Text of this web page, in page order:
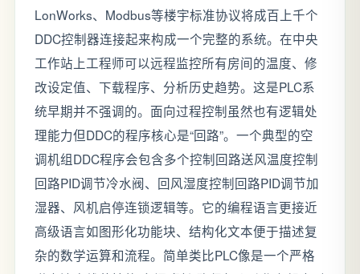
LonWorks、Modbus等楼宇标准协议将成百上千个
DDC控制器连接起来构成一个完整的系统。在中央
工作站上工程师可以远程监控所有房间的温度、修
改设定值、下载程序、分析历史趋势。这是PLC系
统早期并不强调的。面向过程控制虽然也有逻辑处
理能力但DDC的程序核心是“回路”。一个典型的空
调机组DDC程序会包含多个控制回路送风温度控制
回路PID调节冷水阀、回风湿度控制回路PID调节加
湿器、风机启停连锁逻辑等。它的编程语言更接近
高级语言如图形化功能块、结构化文本便于描述复
杂的数学运算和流程。简单类比PLC像是一个严格